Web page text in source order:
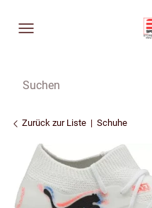
Zurück zur Liste Schuhe